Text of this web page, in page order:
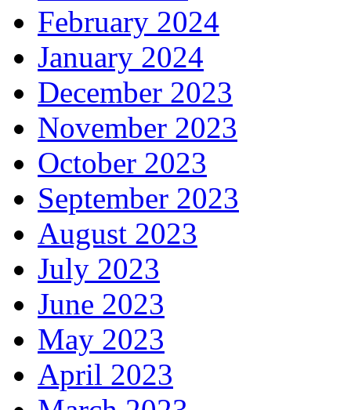
February 2024
January 2024
December 2023
November 2023
October 2023
September 2023
August 2023
July 2023
June 2023
May 2023
April 2023